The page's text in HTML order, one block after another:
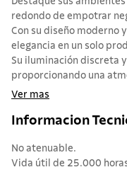
redondo de empotrar
Con su diseño moderno
elegancia en un solo
Su iluminación discreta
proporcionando una
Ver mas
Informacion
No atenuable.
Vida útil de 25.000